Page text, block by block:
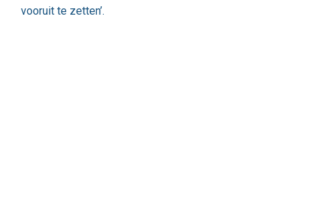
vooruit te zetten’.